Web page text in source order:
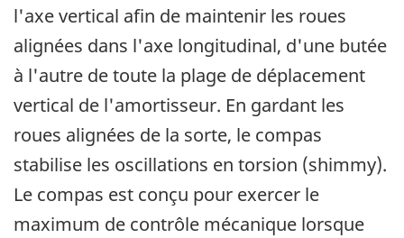
l'axe vertical afin de maintenir les roues
alignées dans l'axe longitudinal, d'une butée
à l'autre de toute la plage de déplacement
vertical de l'amortisseur. En gardant les
roues alignées de la sorte, le compas
stabilise les oscillations en torsion (shimmy).
Le compas est conçu pour exercer le
maximum de contrôle mécanique lorsque